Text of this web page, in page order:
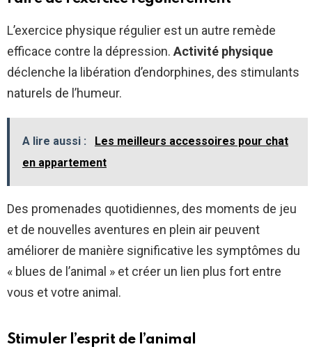
L’exercice physique régulier est un autre remède
efficace contre la dépression. Activité physique
déclenche la libération d’endorphines, des stimulants
naturels de l’humeur.
A lire aussi :
Les meilleurs accessoires pour chat
en appartement
Des promenades quotidiennes, des moments de jeu
et de nouvelles aventures en plein air peuvent
améliorer de manière significative les symptômes du
« blues de l’animal » et créer un lien plus fort entre
vous et votre animal.
Stimuler l’esprit de l’animal